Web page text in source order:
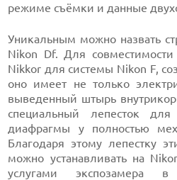
режиме съёмки и данные
Уникальным можно назвать
Nikon Df. Для
Nikkor для системы Nikon F,
оно имеет не только
выведенный штырь
специальный лепесток
диафрагмы у полностью
Благодаря этому лепестку
можно устанавливать на
услугами экспозамера